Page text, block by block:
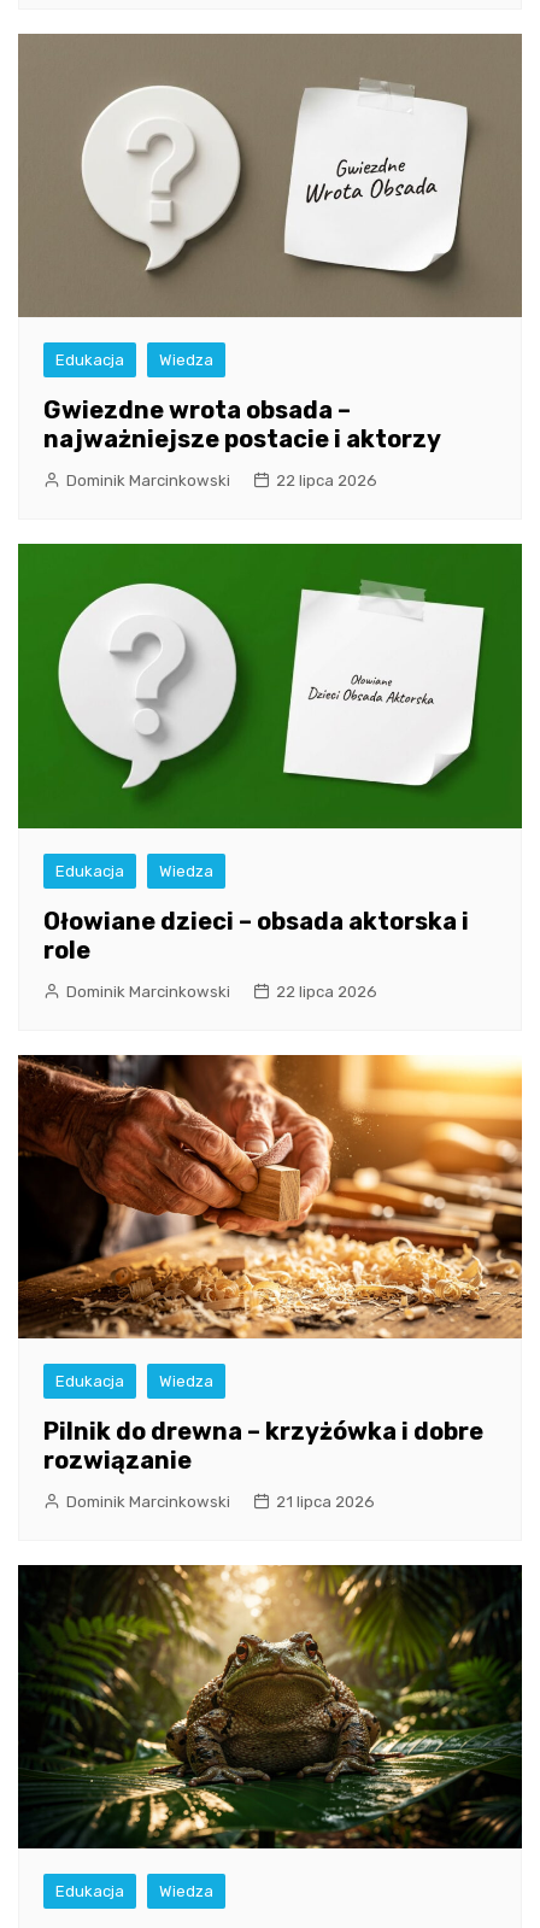
Edukacja Wiedza
Gwiezdne wrota obsada –
najważniejsze postacie i aktorzy
Dominik Marcinkowski 22 lipca 2026
Edukacja Wiedza
Ołowiane dzieci – obsada aktorska i
role
Dominik Marcinkowski 22 lipca 2026
Edukacja Wiedza
Pilnik do drewna – krzyżówka i dobre
rozwiązanie
Dominik Marcinkowski 21 lipca 2026
Edukacja Wiedza